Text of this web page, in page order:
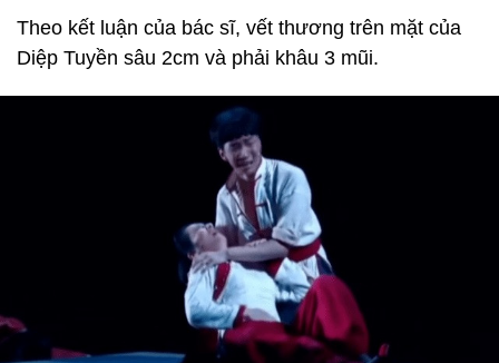
Theo kết luận của bác sĩ, vết thương trên mặt của
Diệp Tuyền sâu 2cm và phải khâu 3 mũi.